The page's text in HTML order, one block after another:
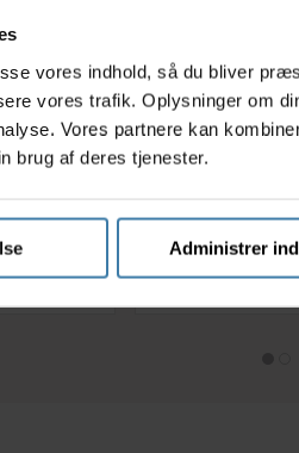
vores indhold, så du bliver
vores trafik. Oplysninger om
Vores partnere kan
brug af deres tjenester.
Administrer
ml
Køb nu
14 dage
Muc-Off Bike
kit - Plejesæt
1 på